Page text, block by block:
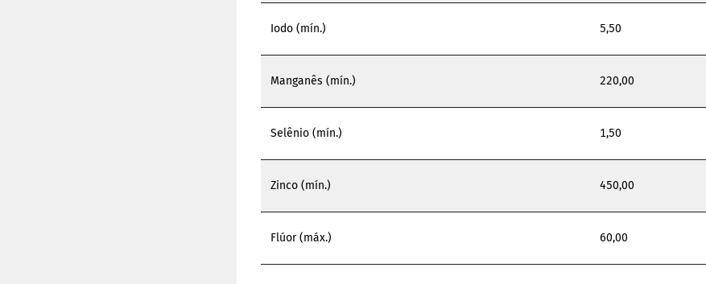
Iodo (mín.) 5,50
Manganês (mín.) 220,00
Selênio (mín.) 1,50
Zinco (mín.) 450,00
Flúor (máx.) 60,00